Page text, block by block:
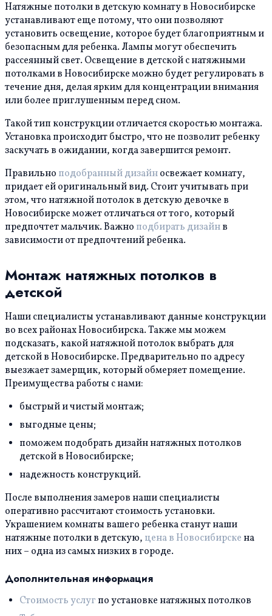
Натяжные потолки в детскую комнату в Новосибирске
устанавливают еще потому, что они позволяют
установить освещение, которое будет благоприятным и
безопасным для ребенка. Лампы могут обеспечить
рассеянный свет. Освещение в детской с натяжными
потолками в Новосибирске можно будет регулировать в
течение дня, делая ярким для концентрации внимания
или более приглушенным перед сном.
Такой тип конструкции отличается скоростьюмонтажа.
Установка происходит быстро, что не позволит ребенку
заскучать в ожидании, когда завершится ремонт.
Правильно подобранный дизайносвежает комнату,
придает ей оригинальный вид. Стоит учитывать при
этом, что натяжной потолок в детскую девочке в
Новосибирске может отличаться от того, который
предпочтет мальчик. Важно подбирать дизайнв
зависимости от предпочтений ребенка.
Монтаж натяжных потолков в
детской
Наши специалисты устанавливают данные конструкции
во всех районах Новосибирска. Также мы можем
подсказать, какой натяжной потолок выбрать для
детской в Новосибирске. Предварительно по адресу
выезжает замерщик, который обмеряет помещение.
Преимущества работы с нами:
быстрый и чистый монтаж;
выгодные цены;
поможем подобрать дизайн натяжных потолков
детской в Новосибирске;
надежность конструкций.
После выполнения замеров наши специалисты
оперативно рассчитают стоимость установки.
Украшением комнаты вашего ребенка станут наши
натяжные потолки в детскую, цена в Новосибирске на
них – одна из самых низких в городе.
Дополнительная информация
Стоимость услуг по установке натяжных потолков